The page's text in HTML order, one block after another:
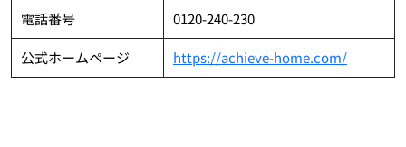
電話番号 0120-240-230
公式ホームページ https://achieve-home.com/